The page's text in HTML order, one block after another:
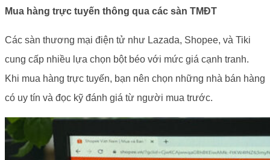
Mua hàng trực tuyến thông qua các sàn TMĐT
Các sàn thương mại điện tử như Lazada, Shopee, và Tiki
cung cấp nhiều lựa chọn bột béo với mức giá cạnh tranh.
Khi mua hàng trực tuyến, bạn nên chọn những nhà bán hàng
có uy tín và đọc kỹ đánh giá từ người mua trước.